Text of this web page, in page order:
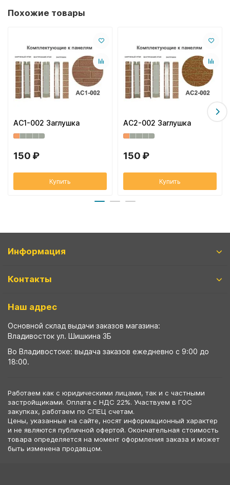
Похожие товары
AC1-002 Заглушка
150 ₽
Купить
AC2-002 Заглушка
150 ₽
Купить
Информация
Контакты
Наш адрес
Основной склад выдачи заказов магазина:
Владивосток ул. Шишкина 3Б
Во Владивостоке: выдача заказов ежедневно с 9:00 до
18:00.
Работаем как с юридическими лицами, так и с частными
застройщиками. Оплата с НДС 22%. Участвуем в ГОС
закупках, работаем по СПЕЦ счетам.
Цены, указанные на сайте, носят информационный характер
и не являются публичной офертой. Окончательная стоимость
товара определяется на момент оформления заказа и может
быть изменена продавцом.